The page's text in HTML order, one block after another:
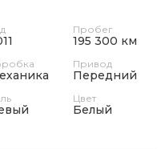
Пробег
195 300 км
Привод
Передний
Цвет
Белый